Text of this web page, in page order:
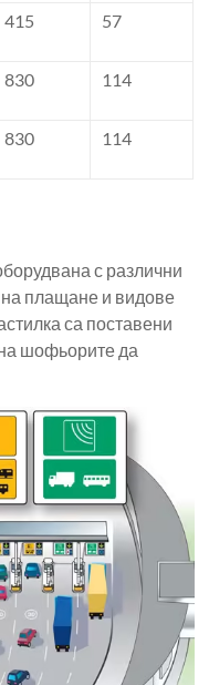
415 57
830 114
830 114
с различни
на плащане и видове
са поставени
шофьорите да